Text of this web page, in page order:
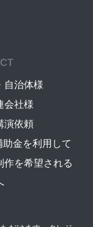
自治体様
会社様
演依頼
助金を利用して
作を希望される